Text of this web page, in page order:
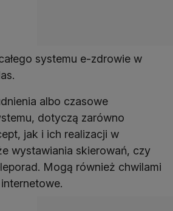
systemu e-zdrowie w
albo czasowe
dotyczą zarówno
jak i ich realizacji w
wystawiania skierowań, czy
Mogą również chwilami